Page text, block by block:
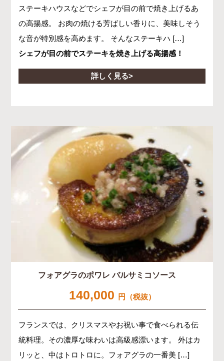
ステーキハウスなどでシェフが目の前で焼き上げるあ
の高揚感。 お肉の焼ける芳ばしい香りに、美味しそう
な音が特別感を高めます。 そんなステーキハ […]
シェフが目の前でステーキを焼き上げる高揚感！
詳しく見る
フォアグラのポワレ バルサミコソース
140,000 円（税抜）
フランスでは、クリスマスやお祝い事で食べられる伝
統料理。その濃厚な味わいは高級感漂います。 外はカ
リッと、中はトロトロに。フォアグラの一番美 […]